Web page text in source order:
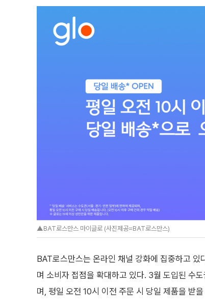
▲BAT로스만스 마이글로 (사진제공=BAT로스만스)
BAT로스만스는 온라인 채널 강화에 집중하고 있
며 소비자 접점을 확대하고 있다. 3월 도입된 수
며, 평일 오전 10시 이전 주문 시 당일 제품을 받